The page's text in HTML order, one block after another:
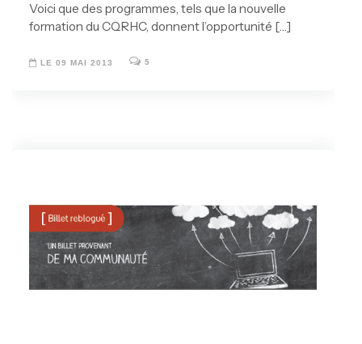
Voici que des programmes, tels que la nouvelle
formation du CQRHC, donnent l’opportunité […]
LE 09 MAI 2013 5